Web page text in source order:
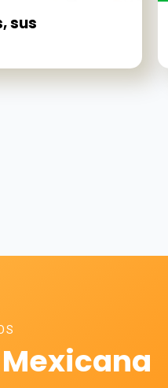
sus